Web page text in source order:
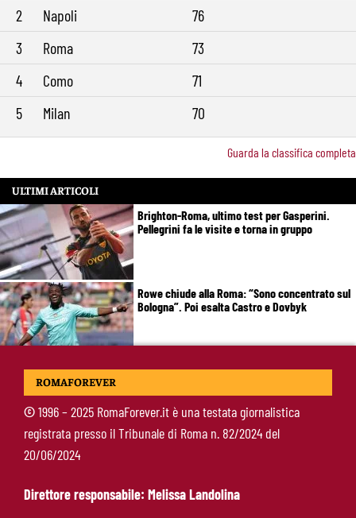
2
Napoli
76
3
Roma
73
4
Como
71
5
Milan 70
Guarda la classifica completa
ULTIMI ARTICOLI
Brighton-Roma, ultimo test per Gasperini.
Pellegrini fa le visite e torna in gruppo
Rowe chiude alla Roma: “Sono concentrato sul
Bologna”. Poi esalta Castro e Dovbyk
Mercato Roma, Gasperini aspetta ancora il suo
ROMAFOREVER
©1996 – 2025 RomaForever.it è una testata giornalistica
registrata presso il Tribunale di Roma n. 82/2024 del
20/06/2024
Direttore responsabile: Melissa Landolina